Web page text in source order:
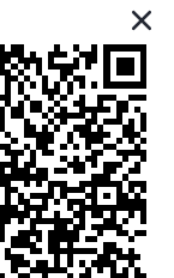
About 易讀書坊
｜Introduction
｜Brand Story
｜Core Values
Our Philosophy